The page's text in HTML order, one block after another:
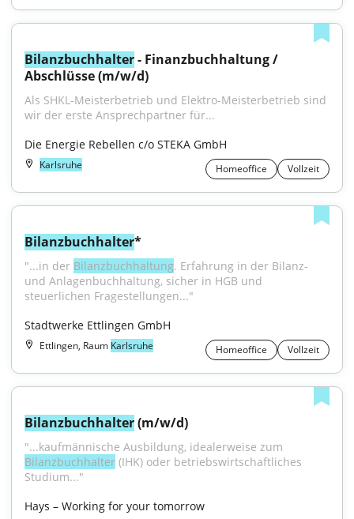
Bilanzbuchhalter - Finanzbuchhaltung /
Abschlüsse (m/w/d)
Als SHKL-Meisterbetrieb und Elektro-Meisterbetrieb sind
wir der erste Ansprechpartner für...
Die Energie Rebellen c/o STEKA GmbH
Karlsruhe Homeoffice Vollzeit
Bilanzbuchhalter*
"...in der Bilanzbuchhaltung. Erfahrung in der Bilanz-
und Anlagenbuchhaltung, sicher in HGB und
steuerlichen Fragestellungen..."
Stadtwerke Ettlingen GmbH
Ettlingen, Raum Karlsruhe Homeoffice Vollzeit
Bilanzbuchhalter (m/w/d)
Bilanzbuchhalter (IHK) oder betriebswirtschaftliches
Studium..."
Hays – Working for your tomorrow